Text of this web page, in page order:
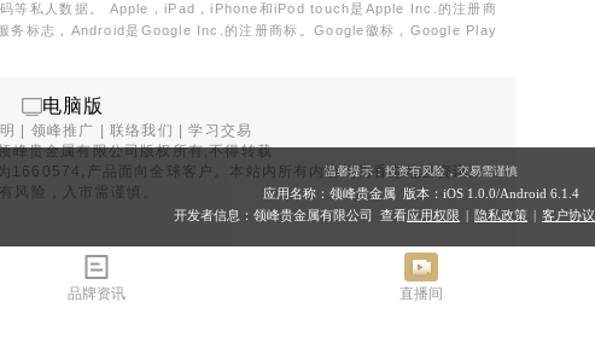
等私人数据。 Apple，iPad，iPhone和iPod touch是Apple Inc.的注册商
务标志，Android是Google Inc.的注册商标。Google徽标，Google Play
电脑版
领峰推广 |联络我们 |学习交易
峰贵金属有限公司版权所有,不得转载
1660574,产品面向全球客户。本站内所有内容均为香港地区资讯。
风险，入市需谨慎。
品牌资讯 直播间
温馨提示：投资有风险，交易需谨慎
应用名称：领峰贵金属 版本：iOS 1.0.0/Android 6.1.4
开发者信息：领峰贵金属有限公司 查看应用权限 | 隐私政策 | 客户协议